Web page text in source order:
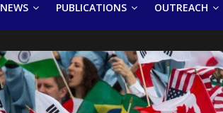
NEWS PUBLICATIONS OUTREACH